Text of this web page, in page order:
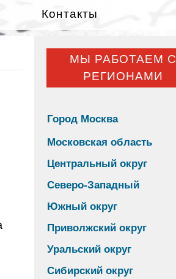
Контакты
МЫ РАБОТАЕМ С
РЕГИОНАМИ
Город Москва
Московская область
Центральный округ
Северо-Западный
Южный округ
Приволжский округ
Уральский округ
Сибирский округ